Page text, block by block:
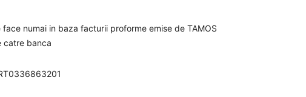
numai in baza facturii proforme emise de TAMOS
catre banca